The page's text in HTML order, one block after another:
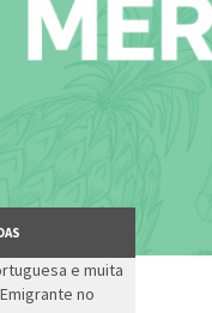
e muita
no